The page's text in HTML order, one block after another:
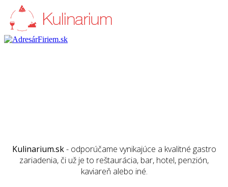
Kulinarium.sk- odporúčame vynikajúce a kvalitné gastro
zariadenia, či už je to reštaurácia, bar, hotel, penzión,
kaviareň alebo iné.